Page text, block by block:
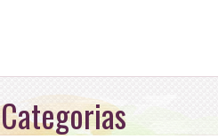
Categorias